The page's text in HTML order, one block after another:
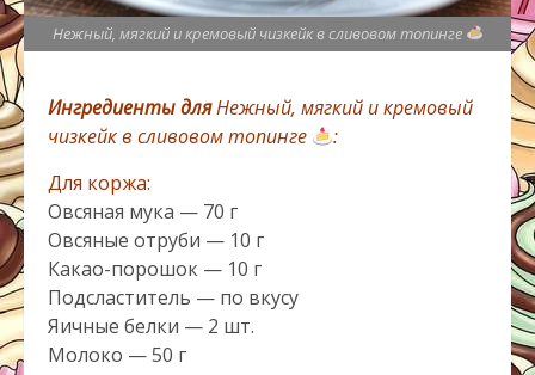
Нежный, мягкий и кремовый чизкейк в сливовом топинге
Ингредиенты дляНежный, мягкий и кремовый
чизкейк в сливовом топинге
:
Для коржа:
Овсяная мука — 70 г
Овсяные отруби — 10 г
Какао-порошок — 10 г
Подсластитель — по вкусу
Яичные белки — 2 шт.
Молоко — 50 г